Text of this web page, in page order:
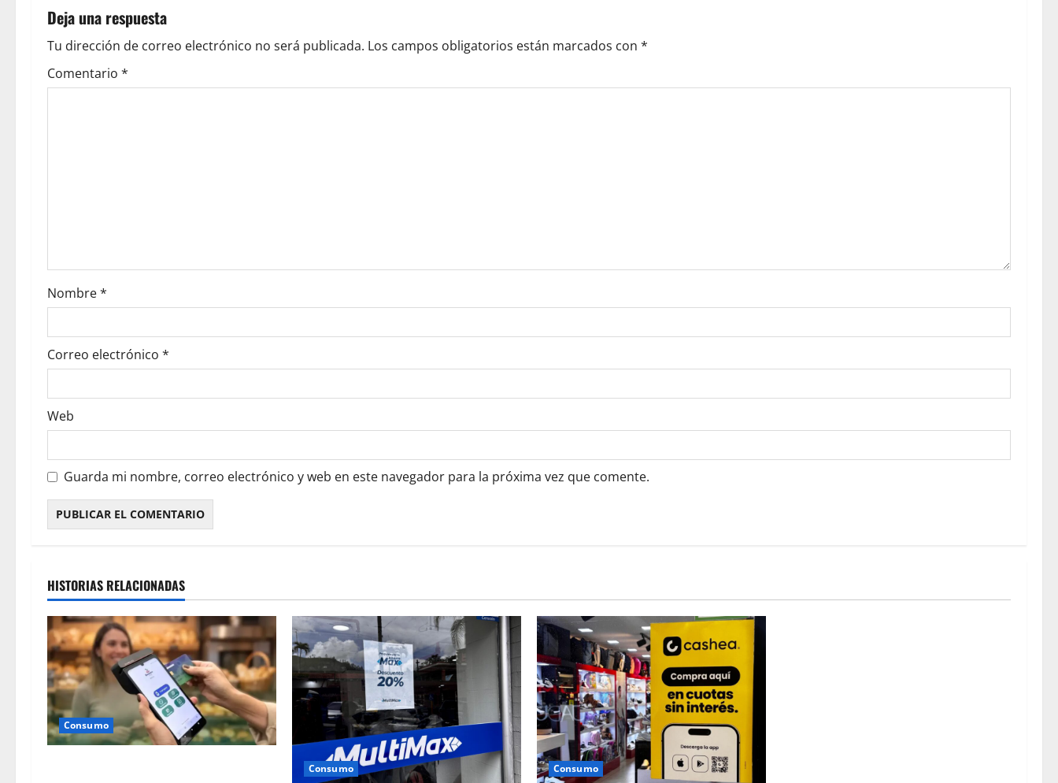
Deja una respuesta
Tu dirección de correo electrónico no será publicada. Los campos obligatorios están marcados con *
Comentario *
Nombre*
Correo electrónico *
Web
Guarda mi nombre, correo electrónico y web en este navegador para la próxima vez que comente.
HISTORIAS RELACIONADAS
Consumo
Consumo Consumo